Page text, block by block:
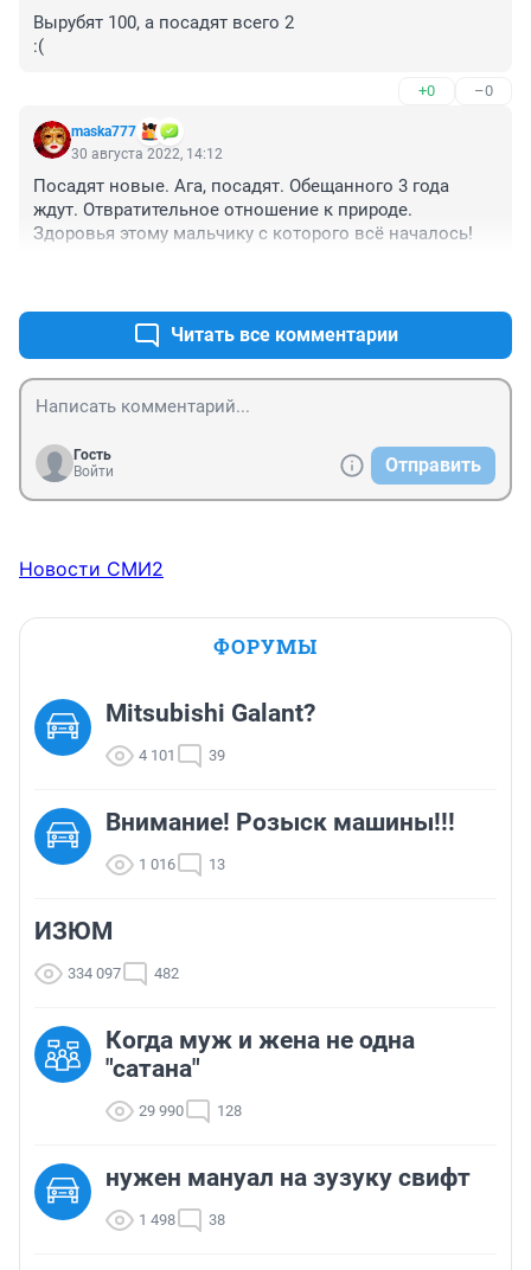
Вырубят 100, а посадят всего 2
:(
+0 –0
maska777
30 августа 2022, 14:12
Посадят новые. Ага, посадят. Обещанного 3 года
ждут. Отвратительное отношение к природе.
Здоровья этому мальчику с которого всё началось!
Читать все комментарии
Гость
Войти
Отправить
Новости СМИ2
ФОРУМЫ
Mitsubishi Galant?
4 101 39
Внимание! Розыск машины!!!
1 016 13
ИЗЮМ
334 097 482
Когда муж и жена не одна
"сатана"
29 990 128
нужен мануал на зузуку свифт
1 498 38